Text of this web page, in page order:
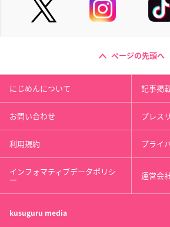
ページの先頭へ
にじめんについて 記事掲
お問い合わせ プレス
利用規約 プライ
インフォマティブデータポリシ
ー 運営会
kusuguru media